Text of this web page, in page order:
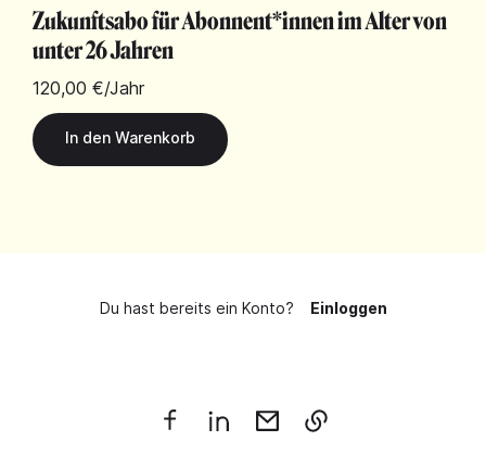
Zukunftsabo für Abonnent*innen im Alter von
unter 26 Jahren
120,00 €/Jahr
Du hast bereits ein Konto? Einloggen